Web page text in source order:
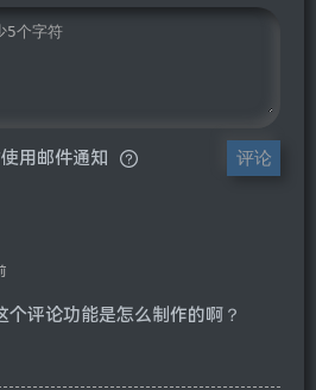
用邮件通知 评论
个评论功能是怎么制作的啊？